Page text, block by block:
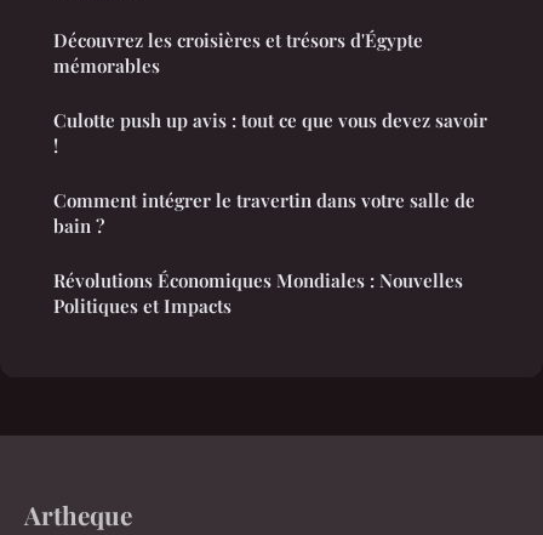
Découvrez les croisières et trésors d'Égypte
mémorables
Culotte push up avis : tout ce que vous devez savoir
!
Comment intégrer le travertin dans votre salle de
bain ?
Révolutions Économiques Mondiales : Nouvelles
Politiques et Impacts
Artheque